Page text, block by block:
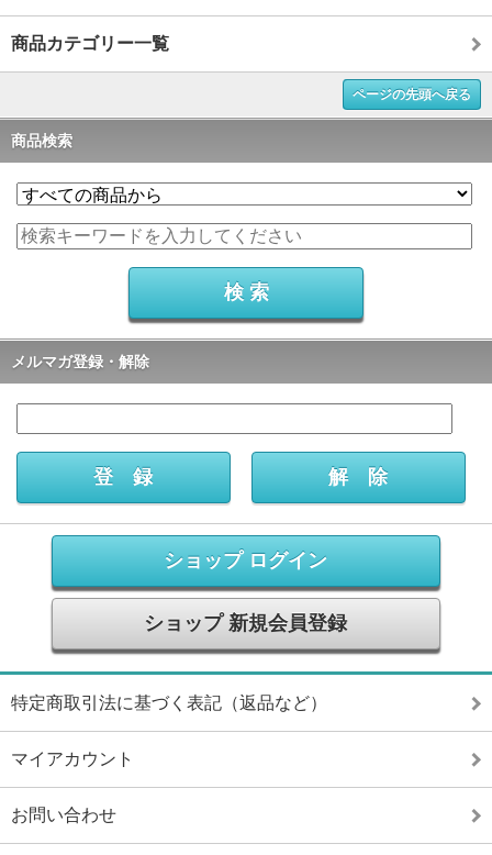
商品カテゴリー一覧
ページの先頭へ戻る
商品検索
メルマガ登録・解除
ショップ ログイン
ショップ 新規会員登録
特定商取引法に基づく表記（返品など）
マイアカウント
お問い合わせ